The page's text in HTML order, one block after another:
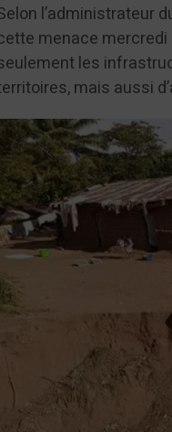
l’administrateur
menace
les
mais aussi